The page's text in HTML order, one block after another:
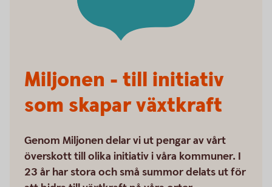
Miljonen - till initiativ
som skapar växtkraft
Genom Miljonen delar vi ut pengar av vårt
överskott till olika initiativ i våra kommuner. I
23 år har stora och små summor delats ut för